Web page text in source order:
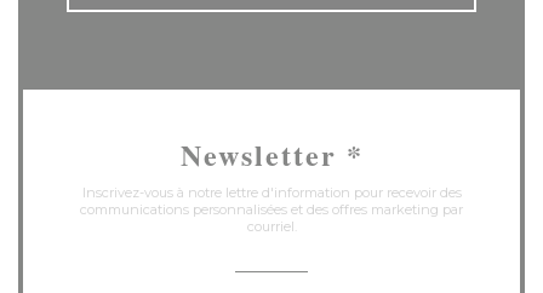
Newsletter *
Inscrivez-vous à notre lettre d'information pour recevoir des
communications personnalisées et des offres marketing par
courriel.